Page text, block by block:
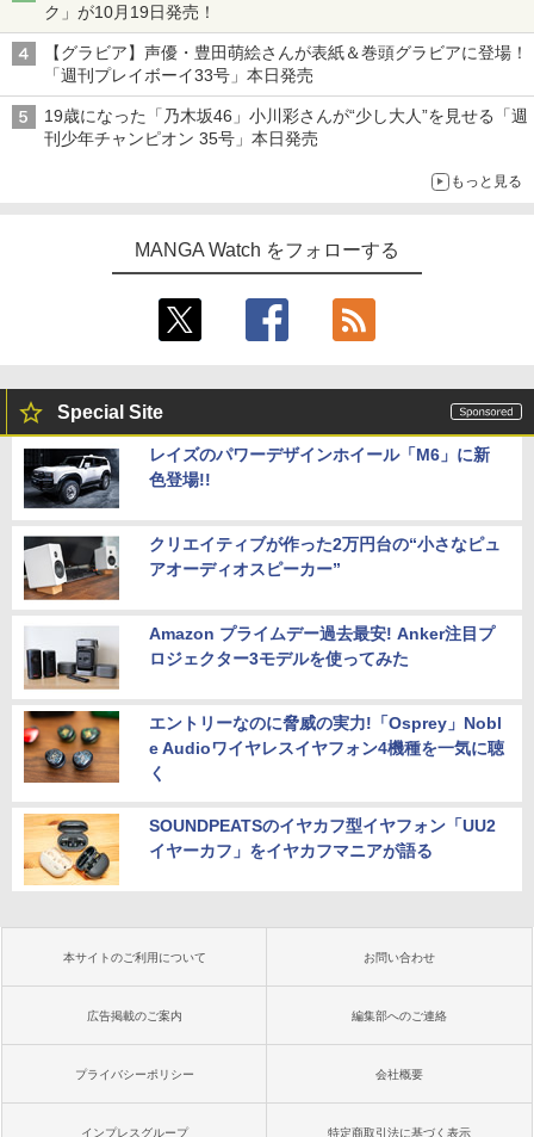
ク」が10月19日発売！
【グラビア】声優・豊田萌絵さんが表紙＆巻頭グラビアに登場！
「週刊プレイボーイ33号」本日発売
19歳になった「乃木坂46」小川彩さんが“少し大人”を見せる「週
刊少年チャンピオン 35号」本日発売
もっと見る
MANGA Watch をフォローする
Special Site
レイズのパワーデザインホイール「M6」に新
色登場!!
クリエイティブが作った2万円台の“小さなピュ
アオーディオスピーカー”
Amazon プライムデー過去最安! Anker注目プ
ロジェクター3モデルを使ってみた
エントリーなのに脅威の実力!「Osprey」Nobl
e Audioワイヤレスイヤフォン4機種を一気に聴
く
SOUNDPEATSのイヤカフ型イヤフォン「UU2
イヤーカフ」をイヤカフマニアが語る
本サイトのご利用について お問い合わせ
広告掲載のご案内 編集部へのご連絡
プライバシーポリシー 会社概要
インプレスグループ 特定商取引法に基づく表示